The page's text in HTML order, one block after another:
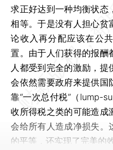
求正好达到一种均衡状态
相等。于是没有人担心贫
论收入再分配应该在公
置。由于人们获得的报酬
人都受到完全的激励，
会依然需要政府来提供国
靠“一次总付税”（lump-
收所得税之类的可能造成
会给所有人造成净损失。
的平等，还实现了完美的